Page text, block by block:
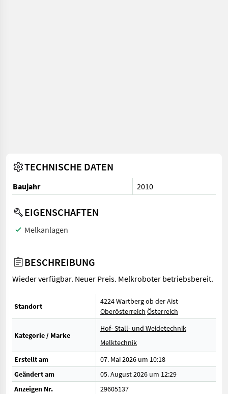
TECHNISCHE DATEN
Baujahr 2010
EIGENSCHAFTEN
Melkanlagen
BESCHREIBUNG
Wieder verfügbar. Neuer Preis. Melkroboter betriebsbereit.
Standort
4224 Wartberg ob der Aist
Oberösterreich Österreich
Kategorie / Marke
Hof- Stall- und Weidetechnik
Melktechnik
Erstellt am
07. Mai 2026 um 10:18
Geändert am
05. August 2026 um 12:29
Anzeigen Nr.
29605137